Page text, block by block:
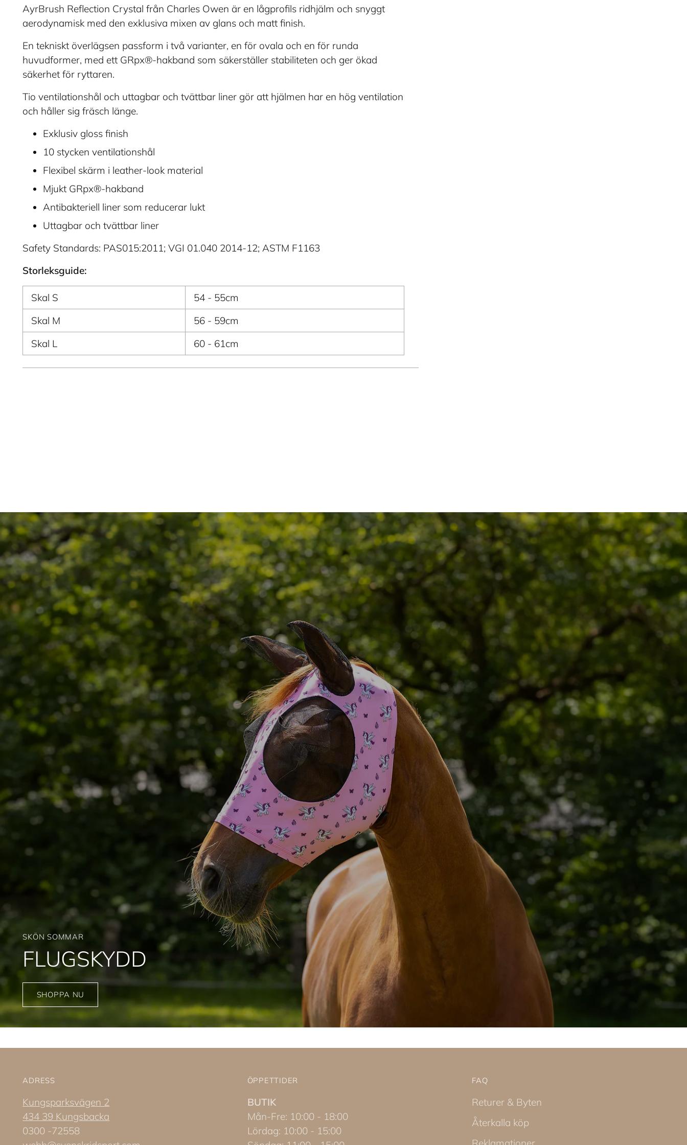
AyrBrush Reflection Crystal från Charles Owen är en lågprofils ridhjälm och snyggt
aerodynamisk med den exklusiva mixen av glans och matt finish.
En tekniskt överlägsen passform i två varianter, en för ovala och en för runda
huvudformer, med ett GRpx®-hakband som säkerställer stabiliteten och ger ökad
säkerhet för ryttaren.
Tio ventilationshål och uttagbar och tvättbar liner gör att hjälmen har en hög ventilation
och håller sig fräsch länge.
Exklusiv gloss finish
10 stycken ventilationshål
Flexibel skärm i leather-look material
Mjukt GRpx®-hakband
Antibakteriell liner som reducerar lukt
Uttagbar och tvättbar liner
Safety Standards: PAS015:2011; VGI 01.040 2014-12; ASTM F1163
Storleksguide:
Skal S
54 - 55cm
Skal M
56 - 59cm
Skal L
60 - 61cm
SKÖN SOMMAR
FLUGSKYDD
SHOPPA NU
ADRESS
Kungsparksvägen 2
434 39 Kungsbacka
0300 -72558
ÖPPETTIDER
BUTIK
Mån-Fre: 10:00 - 18:00
Lördag: 10:00 - 15:00
FAQ
Returer & Byten
Återkalla köp